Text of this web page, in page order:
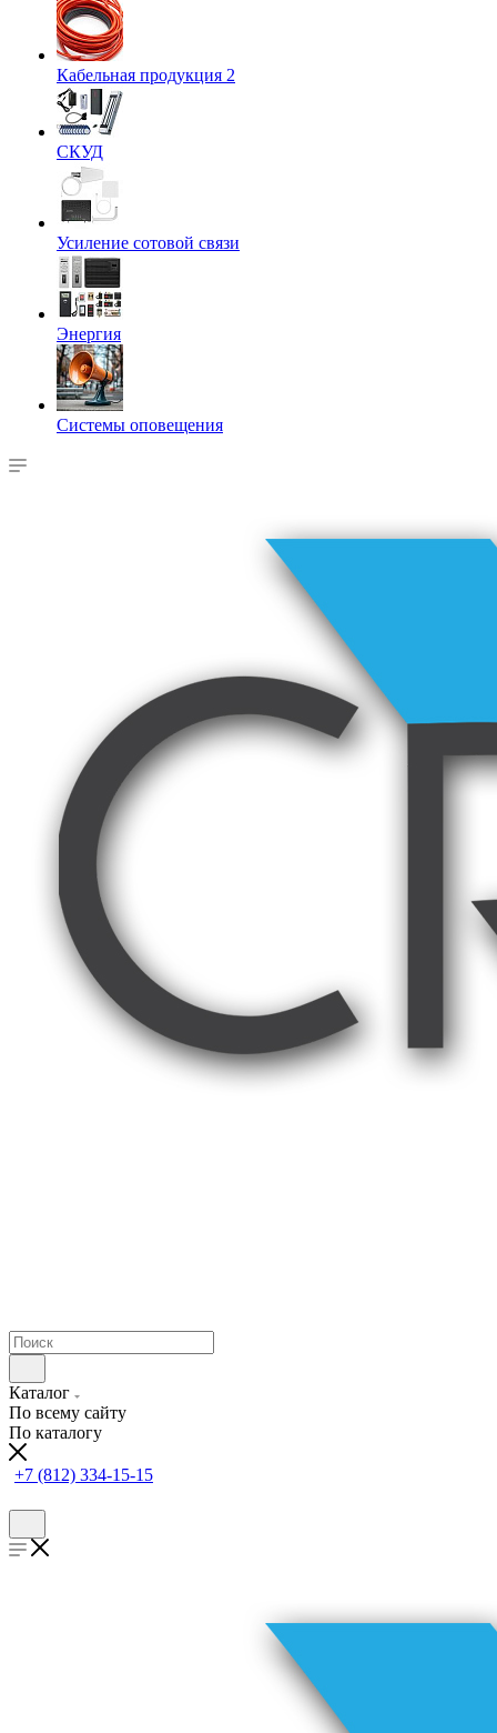
Кабельная продукция 2
СКУД
Усиление сотовой связи
Энергия
Системы оповещения
Каталог
По всему сайту
По каталогу
+7 (812) 334-15-15